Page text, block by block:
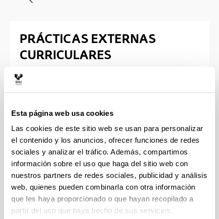
Esta página web usa cookies
Las cookies de este sitio web se usan para personalizar
el contenido y los anuncios, ofrecer funciones de redes
sociales y analizar el tráfico. Además, compartimos
información sobre el uso que haga del sitio web con
nuestros partners de redes sociales, publicidad y análisis
web, quienes pueden combinarla con otra información
que les haya proporcionado o que hayan recopilado a
partir del uso que haya hecho de sus servicios.
PRÁCTICAS EXTERNAS
CURRICULARES
Grado en Trabajo Social
REQUISITOS
Prerrequisitos para la matriculación en el
practicum
, 162,35
(Abre una nueva ventana)
Requisitos para la adjudicación de campos
para el practicum(PDF, 37,88KB)
(Abre una nueva ventana)
Autorización para acudir a la adjudicación
(DOCX, 39,34KB)